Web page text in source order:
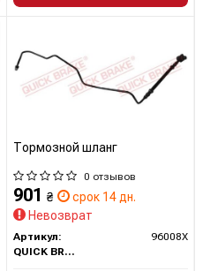
Тормозной шланг
0 отзывов
901 ₴
срок 14 дн.
Невозврат
Артикул:
96008X
QUICK BRAKE